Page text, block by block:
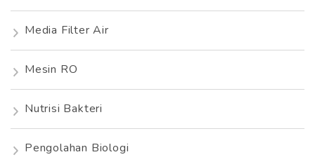
Media Filter Air
Mesin RO
Nutrisi Bakteri
Pengolahan Biologi